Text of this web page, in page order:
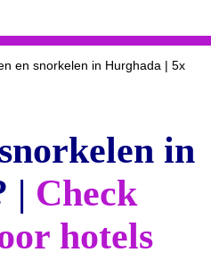
en snorkelen in Hurghada | 5x
in
| Check
hotels